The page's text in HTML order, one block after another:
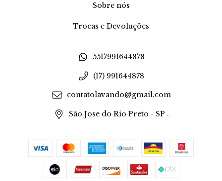
Sobre nós
Trocas e Devoluções
5517991644878
(17) 991644878
contatolavando@gmail.com
São Jose do Rio Preto - SP .